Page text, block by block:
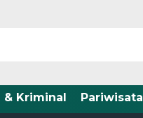
& Kriminal Pariwisata